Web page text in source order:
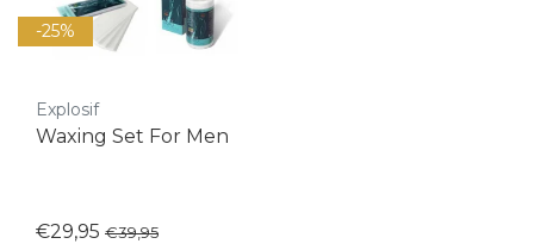
-25%
Explosif
Waxing Set For Men
€29,95 €39,95